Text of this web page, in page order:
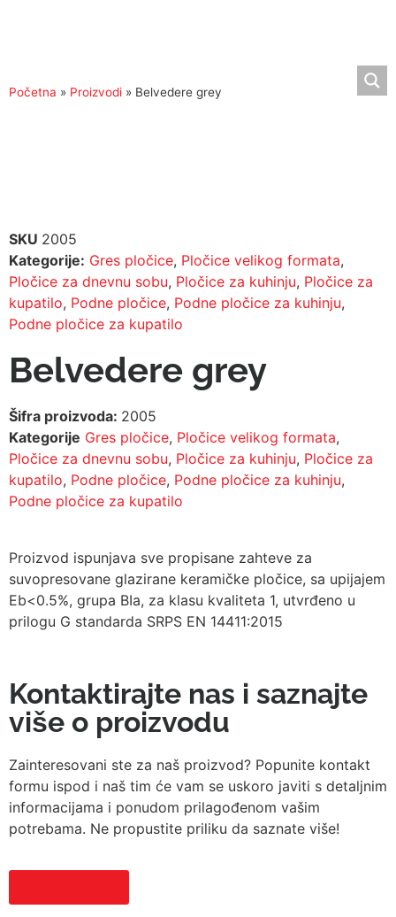
Početna » Proizvodi » Belvedere grey
SKU 2005
Kategorije: Gres pločice, Pločice velikog formata,
Pločice za dnevnu sobu, Pločice za kuhinju, Pločice za
kupatilo, Podne pločice, Podne pločice za kuhinju,
Podne pločice za kupatilo
Belvedere grey
Šifra proizvoda: 2005
Kategorije Gres pločice, Pločice velikog formata,
Pločice za dnevnu sobu, Pločice za kuhinju, Pločice za
kupatilo, Podne pločice, Podne pločice za kuhinju,
Podne pločice za kupatilo
Proizvod ispunjava sve propisane zahteve za
suvopresovane glazirane keramičke pločice, sa upijajem
Eb<0.5%, grupa BIa, za klasu kvaliteta 1, utvrđeno u
prilogu G standarda SRPS EN 14411:2015
Kontaktirajte nas i saznajte
više o proizvodu
Zainteresovani ste za naš proizvod? Popunite kontakt
formu ispod i naš tim će vam se uskoro javiti s detaljnim
informacijama i ponudom prilagođenom vašim
potrebama. Ne propustite priliku da saznate više!